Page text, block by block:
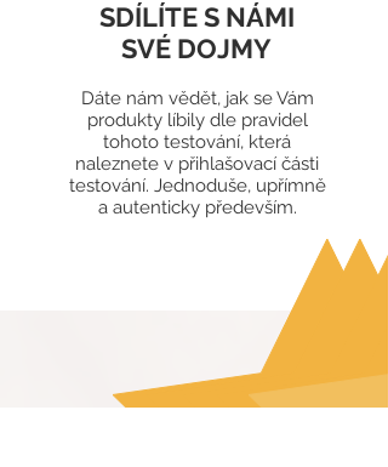
SDÍLÍTE S NÁMI
SVÉ DOJMY
Dáte nám vědět, jak se Vám
produkty líbily dle pravidel
tohoto testování, která
naleznete v přihlašovací části
testování. Jednoduše, upřímně
a autenticky především.